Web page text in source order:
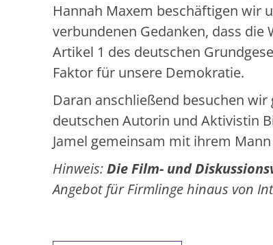
Hannah Maxem beschäftigen wir
verbundenen Gedanken, dass die
Artikel 1 des deutschen
Faktor für unsere Demokratie.
Daran anschließend besuchen
deutschen Autorin und Aktivistin
Jamel gemeinsam mit ihrem
Hinweis:Die Film- und
Angebot für Firmlinge hinaus von